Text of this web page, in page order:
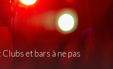
et bars à ne pas